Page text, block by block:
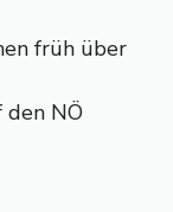
früh über
den NÖ